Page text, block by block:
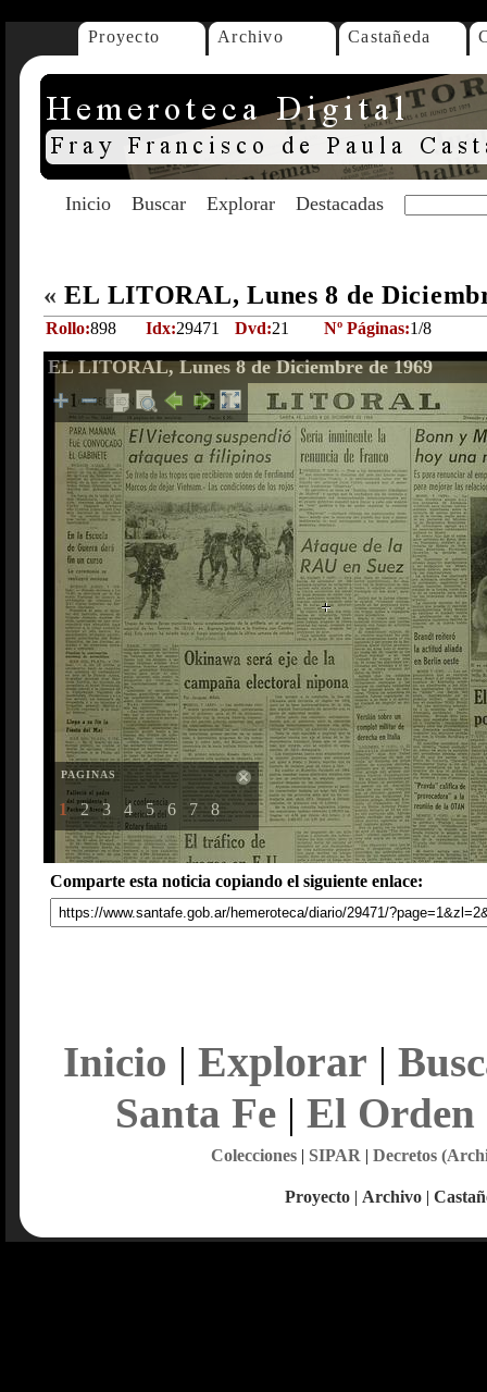
Proyecto Archivo Castañeda
Inicio Buscar Explorar Destacadas
« EL LITORAL, Lunes 8 de
Rollo:898 Idx:29471 Dvd:21 Nº Páginas:1/8
EL LITORAL, Lunes 8 de Diciembre de 1969
PAGINAS
1 2 3 4 5 6 7 8
Comparte esta noticia copiando el siguiente enlace:
Inicio | Explorar |
Santa Fe| El Orden
Colecciones| SIPAR | Decretos
Proyecto | Archivo |